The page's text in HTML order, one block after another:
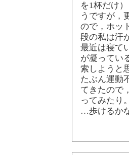
を1杯だけ
うですが，
ので，ホッ
段の私は汗
最近は寝て
が凝ってい
索しようと
たぶん運動
てきたので
ってみたり
…歩けるか